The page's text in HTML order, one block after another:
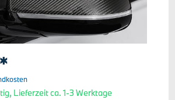
Lieferzeit ca. 1-3 Werktage